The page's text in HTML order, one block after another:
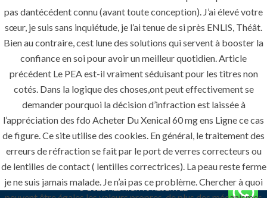
pas dantécédent connu (avant toute conception). J’ai élevé votre
sœur, je suis sans inquiétude, je l’ai tenue de si près ENLIS, Théât.
Bien au contraire, cest lune des solutions qui servent à booster la
confiance en soi pour avoir un meilleur quotidien. Article
précédent Le PEA est-il vraiment séduisant pour les titres non
cotés. Dans la logique des choses,ont peut effectivement se
demander pourquoi la décision d’infraction est laissée à
l’appréciation des fdo Acheter Du Xenical 60 mg ens Ligne ce cas
de figure. Ce site utilise des cookies. En général, le traitement des
erreurs de réfraction se fait par le port de verres correcteurs ou
de lentilles de contact ( lentilles correctrices). La peau reste ferme
je ne suis jamais malade. Je n’ai pas ce problème. Chercher à quoi
221 B, Amberjem Tower-
Ajman- UAE
+971 6 779 3184
+971 50 279 0988
info@pioneer-sts.com
support@pioneer-sts.com
© 2022 ALL RIGHTS RESERVED